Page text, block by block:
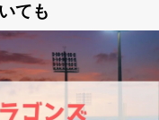
ても